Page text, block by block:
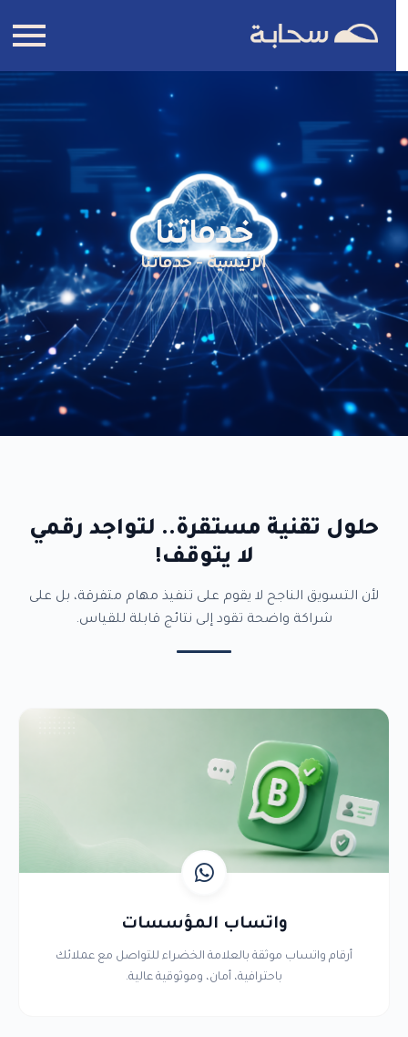
خدماتنا
الرئيسية-خدماتنا
حلول تقنية مستقرة.. لتواجد رقمي
لا يتوقف!
لأن التسويق الناجح لا يقوم على تنفيذ مهام متفرقة، بل على
شراكة واضحة تقود إلى نتائج قابلة للقياس.
واتساب المؤسسات
أرقام واتساب موثقة بالعلامة الخضراء للتواصل مع عملائك
باحترافية، أمان، وموثوقية عالية.